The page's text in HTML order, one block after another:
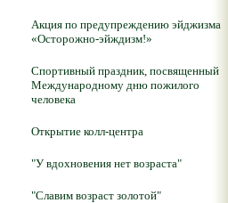
Акция по предупреждению эйджизма
«Осторожно-эйждизм!»
Спортивный праздник, посвященный
Международному дню пожилого
человека
Открытие колл-центра
"У вдохновения нет возраста"
"Славим возраст золотой"